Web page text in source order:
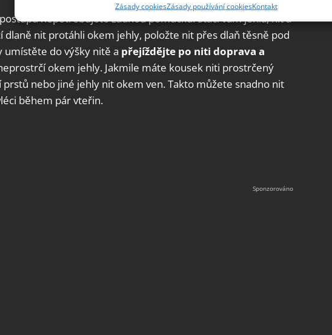
základě aktivně vyžádaných informací.
Zajištění bezpečnosti, předcházení a zjišťování podvodů a
odstraňování chyb, Poskytování a zobrazování reklamy a obsahu,
Ukládání a sdělování voleb ochrany osobních údajů.
Zásady cookiesZásady používání cookiesKontakt
nepotřebujete žádnou pomůcku. Stačí vám jehla, nit a
dlaně nit protáhli okem jehly, položte nit přes dlaň těsně pod
umístěte do výšky nitě a přejíždějte po niti doprava a
okem jehly. Jakmile máte kousek niti prostrčený
nebo jiné jehly nit okem ven. Takto můžete snadno nit
během pár vteřin.